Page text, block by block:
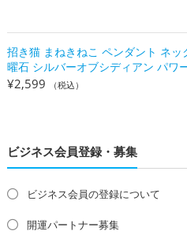
招き猫 まねきねこ ペンダント ネッ
曜石 シルバーオブシディアン パワ
¥2,599 （税込）
ビジネス会員登録・募集
ビジネス会員の登録について
開運パートナー募集